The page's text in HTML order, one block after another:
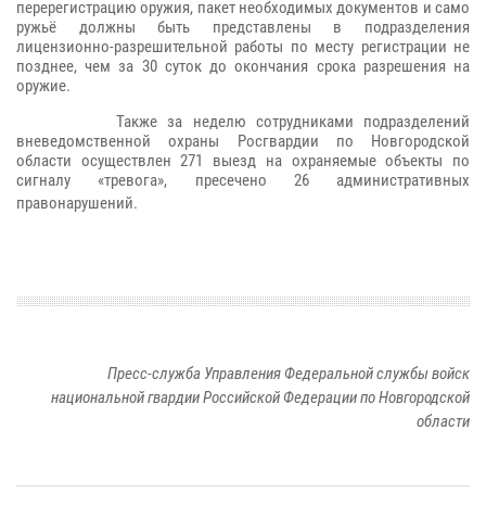
перерегистрацию оружия, пакет необходимых документов и само
ружьё должны быть представлены в подразделения
лицензионно-разрешительной работы по месту регистрации не
позднее, чем за 30 суток до окончания срока разрешения на
оружие.
Также за неделю сотрудниками подразделений
вневедомственной охраны Росгвардии по Новгородской
области осуществлен 271 выезд на охраняемые объекты по
сигналу «тревога», пресечено 26 административных
правонарушений.
Пресс-служба Управления Федеральной службы войск
национальной гвардии Российской Федерации по Новгородской
области